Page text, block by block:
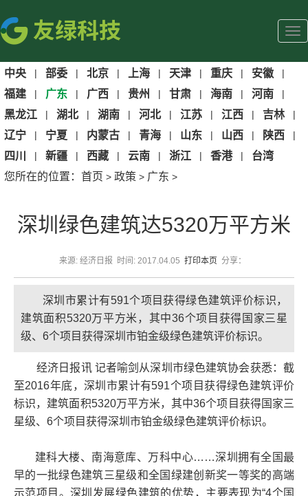
中央 | 部委 | 北京 | 上海 | 天津 | 重庆 | 安徽 |
福建 | 广东 | 广西 | 贵州 | 甘肃 | 海南 | 河南 |
黑龙江 | 湖北 | 湖南 | 河北 | 江苏 | 江西 | 吉林 |
辽宁 | 宁夏 | 内蒙古 | 青海 | 山东 | 山西 | 陕西 |
四川 | 新疆 | 西藏 | 云南 | 浙江 | 香港 |
台湾
您所在的位置： 首页 > 政策 > 广东 >
深圳绿色建筑达5320万平方米
来源: 经济日报 时间: 2017.04.05 打印本页 分享：
深圳市累计有591个项目获得绿色建筑评价标识，
建筑面积5320万平方米，其中36个项目获得国家三星
级、6个项目获得深圳市铂金级绿色建筑评价标识。
经济日报讯 记者喻剑从深圳市绿色建筑协会获悉：截
至2016年底，深圳市累计有591个项目获得绿色建筑评价
标识，建筑面积5320万平方米，其中36个项目获得国家三
星级、6个项目获得深圳市铂金级绿色建筑评价标识。
建科大楼、南海意库、万科中心……深圳拥有全国最
早的一批绿色建筑三星级和全国绿建创新奖一等奖的高端
示范项目。深圳发展绿色建筑的优势，主要表现为“4个国